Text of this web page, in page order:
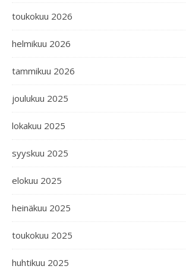
toukokuu 2026
helmikuu 2026
tammikuu 2026
joulukuu 2025
lokakuu 2025
syyskuu 2025
elokuu 2025
heinäkuu 2025
toukokuu 2025
huhtikuu 2025